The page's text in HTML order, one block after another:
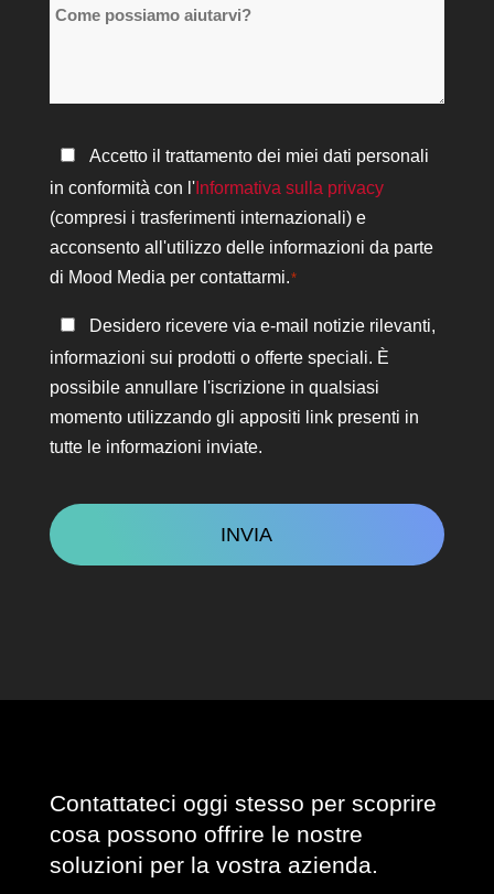
sedi
Come
Informativa
sulla
privacy
*
Accetto il trattamento dei miei dati personali
in conformità con l'Informativa sulla privacy
(compresi i trasferimenti internazionali) e
acconsento all'utilizzo delle informazioni da parte
di Mood Media per contattarmi.*
Rimanere
in
contatto
Desidero ricevere via e-mail notizie rilevanti,
informazioni sui prodotti o offerte speciali. È
possibile annullare l'iscrizione in qualsiasi
momento utilizzando gli appositi link presenti in
tutte le informazioni inviate.
Contattateci oggi stesso per scoprire
cosa possono offrire le nostre
soluzioni per la vostra azienda.